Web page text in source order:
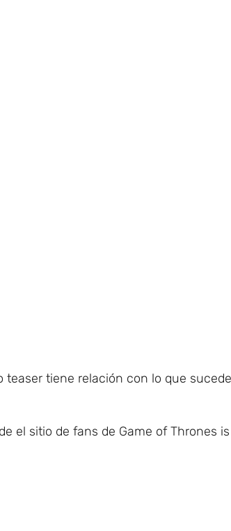
tiene relación con lo que
el sitio de fans de Game of Thrones